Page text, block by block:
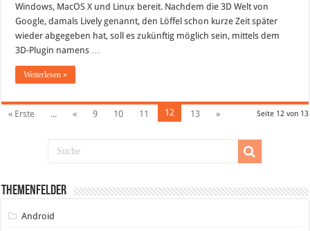
Internet
beibringen
Windows, MacOS X und Linux bereit. Nachdem die 3D Welt von
Google, damals Lively genannt, den Löffel schon kurze Zeit später
wieder abgegeben hat, soll es zukünftig möglich sein, mittels dem
3D-Plugin namens …
Weiterlesen »
Seite 12 von 13
« Erste ... « 9 10 11 12 13 »
Themenfelder
Android